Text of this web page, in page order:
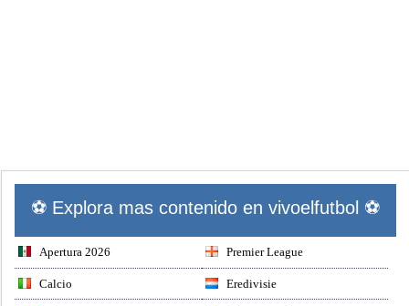
⚽ Explora mas contenido en vivoelfutbol ⚽
Apertura 2026 Premier League
Calcio Eredivisie